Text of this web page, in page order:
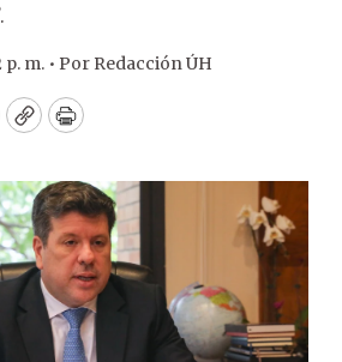
m. • Por Redacción ÚH
CopyPrint